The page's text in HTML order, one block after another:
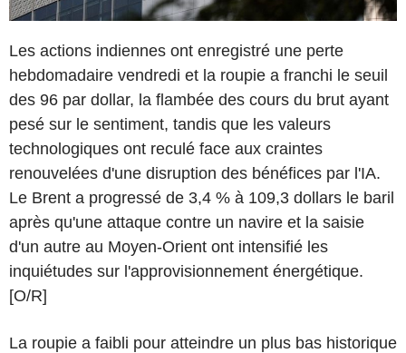
Les actions indiennes ont enregistré une perte
hebdomadaire vendredi et la roupie a franchi le seuil
des 96 par dollar, la flambée des cours du brut ayant
pesé sur le sentiment, tandis que les valeurs
technologiques ont reculé face aux craintes
renouvelées d'une disruption des bénéfices par l'IA.
Le Brent a progressé de 3,4 % à 109,3 dollars le baril
après qu'une attaque contre un navire et la saisie
d'un autre au Moyen-Orient ont intensifié les
inquiétudes sur l'approvisionnement énergétique.
[O/R]
La roupie a faibli pour atteindre un plus bas historique